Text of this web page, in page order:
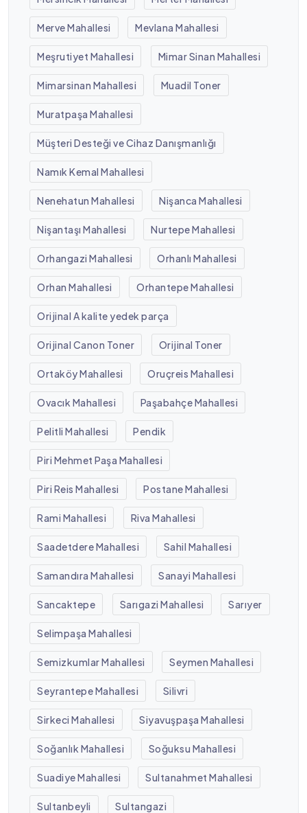
Merve Mahallesi Mevlana Mahallesi
Meşrutiyet Mahallesi Mimar Sinan Mahallesi
Mimarsinan Mahallesi Muadil Toner
Muratpaşa Mahallesi
Müşteri Desteği ve Cihaz Danışmanlığı
Namık Kemal Mahallesi
Nenehatun Mahallesi Nişanca Mahallesi
Nişantaşı Mahallesi Nurtepe Mahallesi
Orhangazi Mahallesi Orhanlı Mahallesi
Orhan Mahallesi Orhantepe Mahallesi
Orijinal A kalite yedek parça
Orijinal Canon Toner Orijinal Toner
Ortaköy Mahallesi Oruçreis Mahallesi
Ovacık Mahallesi Paşabahçe Mahallesi
Pelitli Mahallesi Pendik
Piri Mehmet Paşa Mahallesi
Piri Reis Mahallesi Postane Mahallesi
Rami Mahallesi Riva Mahallesi
Saadetdere Mahallesi Sahil Mahallesi
Samandıra Mahallesi Sanayi Mahallesi
Sancaktepe Sarıgazi Mahallesi Sarıyer
Selimpaşa Mahallesi
Semizkumlar Mahallesi Seymen Mahallesi
Seyrantepe Mahallesi Silivri
Sirkeci Mahallesi Siyavuşpaşa Mahallesi
Soğanlık Mahallesi Soğuksu Mahallesi
Suadiye Mahallesi Sultanahmet Mahallesi
Sultanbeyli Sultangazi